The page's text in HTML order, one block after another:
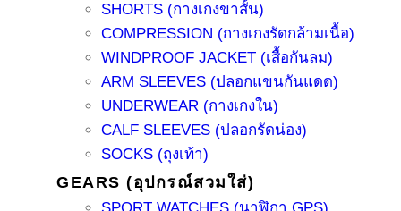
SHORTS (กางเกงขาสั้น)
COMPRESSION (กางเกงรัดกล้ามเนื้อ)
WINDPROOF JACKET (เสื้อกันลม)
ARM SLEEVES (ปลอกแขนกันแดด)
UNDERWEAR (กางเกงใน)
CALF SLEEVES (ปลอกรัดน่อง)
SOCKS (ถุงเท้า)
GEARS (อุปกรณ์สวมใส่)